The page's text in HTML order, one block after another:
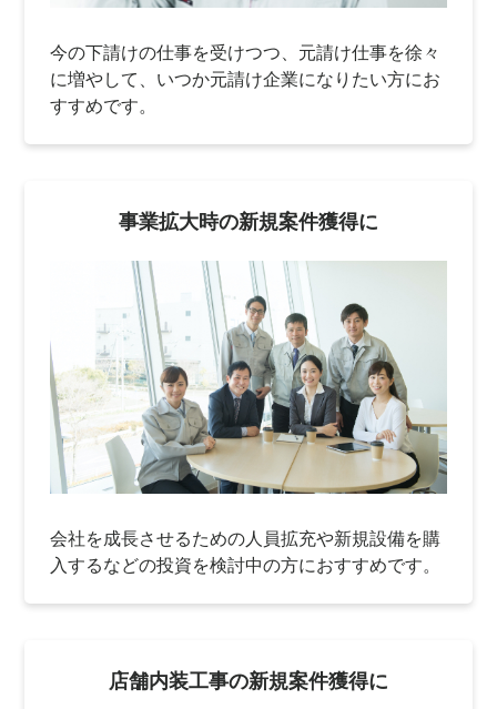
今の下請けの仕事を受けつつ、元請け仕事を徐々
に増やして、いつか元請け企業になりたい方にお
すすめです。
事業拡大時の新規案件獲得に
会社を成長させるための人員拡充や新規設備を購
入するなどの投資を検討中の方におすすめです。
店舗内装工事の新規案件獲得に